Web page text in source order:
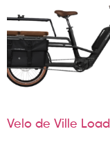
Velo de Ville